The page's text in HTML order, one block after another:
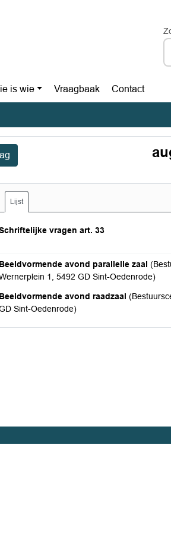
is wie Vraagbaak Contact
Lijst
vragen art. 33
2 augustus 2026
Beeldvormende avond parallelle zaal
1, 5492 GD Sint-Oedenrode)
27 augustus 2026
Beeldvormende avond raadzaal
Sint-Oedenrode)
27 augustus 2026